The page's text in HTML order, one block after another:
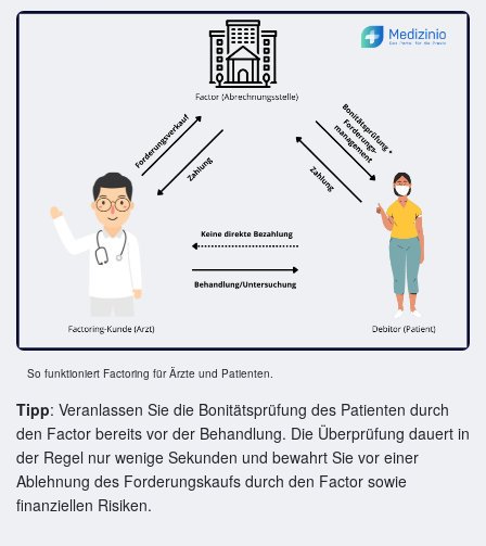
So funktioniert Factoring für Ärzte und Patienten.
Tipp: Veranlassen Sie die Bonitätsprüfung des Patienten durch
den Factor bereits vor der Behandlung. Die Überprüfung dauert in
der Regel nur wenige Sekunden und bewahrt Sie vor einer
Ablehnung des Forderungskaufs durch den Factor sowie
finanziellen Risiken.